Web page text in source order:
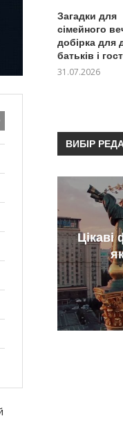
Загадки для
сімейного
добірка для
батьків і
31.07.2026
ВИБІР
Цікаві